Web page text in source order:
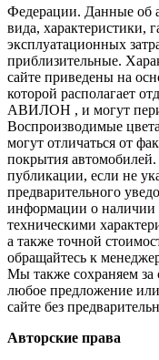
Федерации. Данные об
вида, характеристики,
эксплуатационных
приблизительные.
сайте приведены на
которой располагает
АВИЛОН , и могут
Воспроизводимые
могут отличаться от
покрытия
публикации, если не
предварительного
информации о наличии
техническими
а также точной
обращайтесь к
Мы также сохраняем за
любое предложение
сайте без
Авторские права